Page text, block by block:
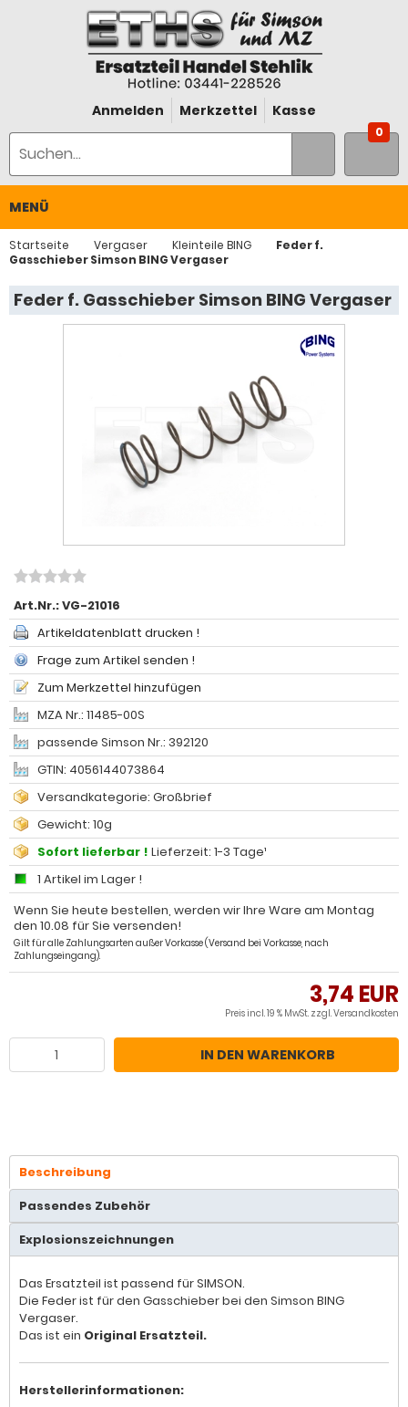
Anmelden Merkzettel Kasse
0
MENÜ
Startseite Vergaser Kleinteile BING
Feder f.
Gasschieber Simson BING Vergaser
Feder f. Gasschieber Simson BING Vergaser
Art.Nr.:VG-21016
Artikeldatenblatt drucken !
Frage zum Artikel senden !
Zum Merkzettel hinzufügen
MZA Nr.: 11485-00S
passende Simson Nr.: 392120
GTIN: 4056144073864
Versandkategorie: Großbrief
Gewicht: 10g
Sofort lieferbar ! Lieferzeit: 1-3 Tage¹
1 Artikel im Lager !
Wenn Sie heute bestellen, werden wir Ihre Ware am Montag
den 10.08 für Sie versenden!
Gilt für alle Zahlungsarten außer Vorkasse (Versand bei Vorkasse, nach
Zahlungseingang).
3,74 EUR
Preis incl. 19 % MwSt. zzgl.Versandkosten
IN DEN WARENKORB
Beschreibung
Passendes Zubehör
Explosionszeichnungen
Das Ersatzteil ist passend für SIMSON.
Die Feder ist für den Gasschieber bei den Simson BING
Vergaser.
Das ist ein Original Ersatzteil.
Herstellerinformationen: